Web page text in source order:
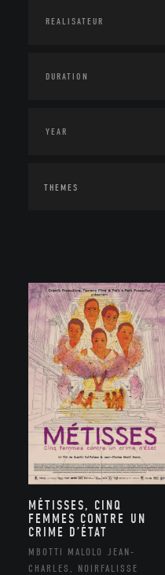
THEMES
MÉTISSES, CINQ
FEMMES CONTRE UN
CRIME D’ÉTAT
MBOTTI MALOLO JEAN-
CHARLES, NOIRFALISSE